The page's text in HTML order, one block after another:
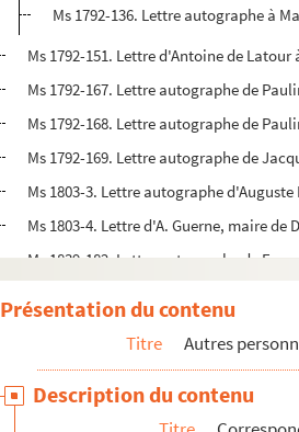
Ms 1792-136. Lettre autographe à
Ms 1792-151. Lettre d'Antoine de
Ms 1792-167. Lettre autographe de
Ms 1792-168. Lettre autographe de
Ms 1792-169. Lettre autographe de
Ms 1803-3. Lettre autographe
Ms 1803-4. Lettre d'A. Guerne, maire
Ms 1839-182. Lettre autographe de
Ms 1843-5. Lettre autographe de
Présentation du contenu
Titre Autres
Description du contenu